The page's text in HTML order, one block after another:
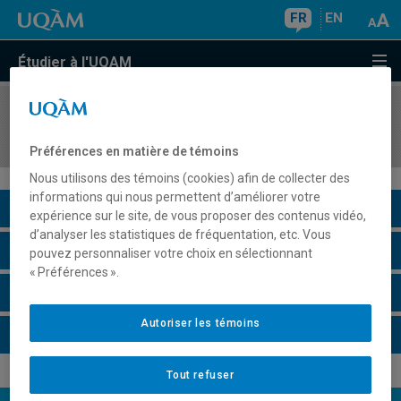
FR EN
Étudier à l'UQAM
COURS//
Description du cours
Horaire - Été 2026
Préférences en matière de témoins
Nous utilisons des témoins (cookies) afin de collecter des
informations qui nous permettent d’améliorer votre
expérience sur le site, de vous proposer des contenus vidéo,
d’analyser les statistiques de fréquentation, etc. Vous
pouvez personnaliser votre choix en sélectionnant
« Préférences ».
Tout refuser
Autoriser les témoins